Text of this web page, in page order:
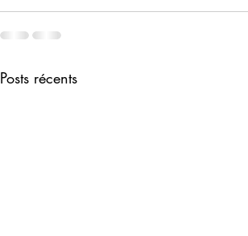
Posts récents